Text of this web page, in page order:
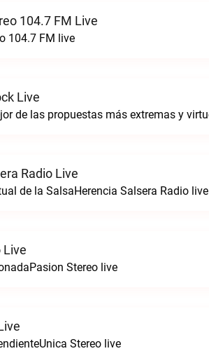
104.7 FM Live
104.7 FM live
Live
Radio Live
de la SalsaHerencia Salsera Radio live
Live
Stereo live
Stereo live